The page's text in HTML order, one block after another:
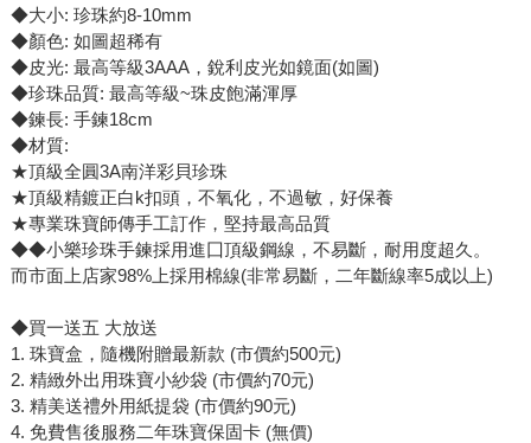
◆大小: 珍珠約8-10mm
◆顏色: 如圖超稀有
◆皮光: 最高等級3AAA，銳利皮光如鏡面(如圖)
◆珍珠品質: 最高等級~珠皮飽滿渾厚
◆鍊長: 手鍊18cm
◆材質:
★頂級全圓3A南洋彩貝珍珠
★頂級精鍍正白k扣頭，不氧化，不過敏，好保養
★專業珠寶師傳手工訂作，堅持最高品質
◆◆小樂珍珠手鍊採用進囗頂級鋼線，不易斷，耐用度超久。
而市面上店家98%上採用棉線(非常易斷，二年斷線率5成以上)
◆買一送五 大放送
1. 珠寶盒，隨機附贈最新款 (市價約500元)
2. 精緻外出用珠寶小紗袋 (市價約70元)
3. 精美送禮外用紙提袋 (市價約90元)
4. 免費售後服務二年珠寶保固卡 (無價)